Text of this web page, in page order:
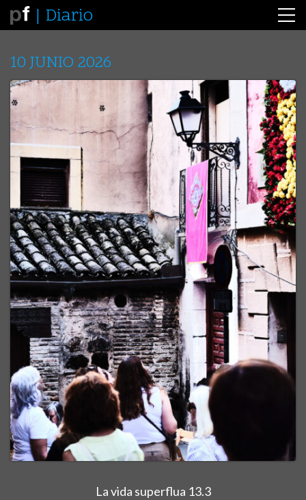
Diario
10 JUNIO 2026
La vida superflua 13.3